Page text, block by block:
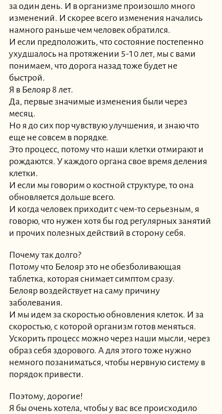
за один день. И в организме произошло много
изменений. И скорее всего изменения начались
намного раньше чем человек обратился.
И если предположить, что состояние постепенно
ухудшалось на протяжении 5-10 лет, мы с вами
понимаем, что дорога назад тоже будет не
быстрой.
Я в Белояр 8 лет.
Да, первые значимые изменения были через
месяц.
Но я до сих пор чувствую улучшения, и знаю что
еще не совсем в порядке.
Это процесс, потому что наши клетки отмирают и
рождаются. У каждого органа свое время деления
клетки.
И если мы говорим о костной структуре, то она
обновляется дольше всего.
И когда человек приходит с чем-то серьезным, я
говорю, что нужен хотя бы год регулярных занятий
и прочих полезных действий в сторону себя.
Почему так долго?
Потому что Белояр это не обезболивающая
таблетка, которая снимает симптом сразу.
Белояр воздействует на саму причину
заболевания.
И мы идем за скоростью обновления клеток. И за
скоростью, с которой организм готов меняться.
Ускорить процесс можно через наши мысли, через
образ себя здорового. А для этого тоже нужно
немного позаниматься, чтобы нервную систему в
порядок привести.
Поэтому, дорогие!
Я бы очень хотела, чтобы у вас все происходило